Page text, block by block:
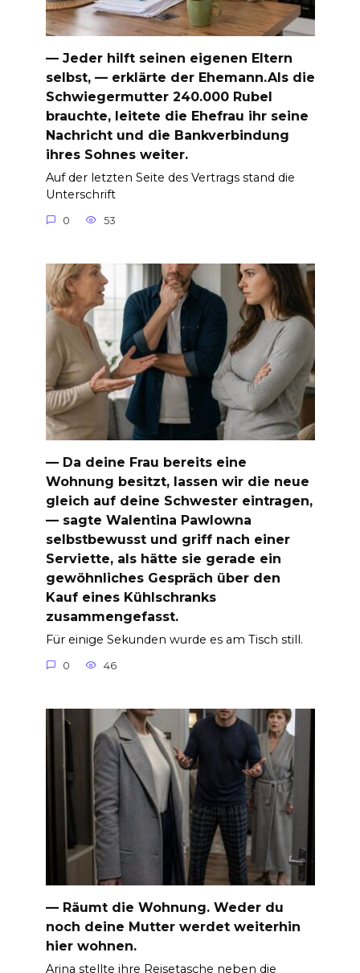
— Jeder hilft seinen eigenen Eltern
selbst, — erklärte der Ehemann.Als die
Schwiegermutter 240.000 Rubel
brauchte, leitete die Ehefrau ihr seine
Nachricht und die Bankverbindung
ihres Sohnes weiter.
Auf der letzten Seite des Vertrags stand die
Unterschrift
0 53
— Da deine Frau bereits eine
Wohnung besitzt, lassen wir die neue
gleich auf deine Schwester eintragen,
— sagte Walentina Pawlowna
selbstbewusst und griff nach einer
Serviette, als hätte sie gerade ein
gewöhnliches Gespräch über den
Kauf eines Kühlschranks
zusammengefasst.
Für einige Sekunden wurde es am Tisch still.
0 46
— Räumt die Wohnung. Weder du
noch deine Mutter werdet weiterhin
hier wohnen.
Arina stellte ihre Reisetasche neben die